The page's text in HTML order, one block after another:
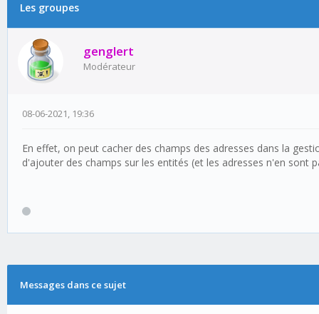
Les groupes
genglert
Modérateur
08-06-2021, 19:36
En effet, on peut cacher des champs des adresses dans la
d'ajouter des champs sur les entités (et les adresses n'en sont
Messages dans ce sujet